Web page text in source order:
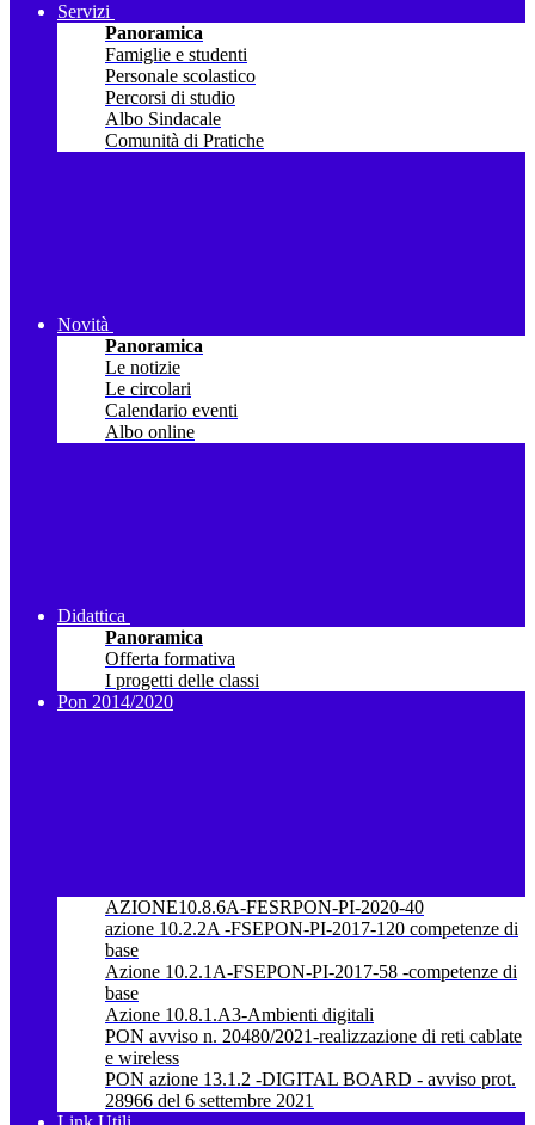
Servizi
Panoramica
Famiglie e studenti
Personale scolastico
Percorsi di studio
Albo Sindacale
Comunità di Pratiche
Novità
Panoramica
Le notizie
Le circolari
Calendario eventi
Albo online
Didattica
Panoramica
Offerta formativa
I progetti delle classi
Pon 2014/2020
AZIONE10.8.6A-FESRPON-PI-2020-40
azione 10.2.2A -FSEPON-PI-2017-120 competenze di
base
Azione 10.2.1A-FSEPON-PI-2017-58 -competenze di
base
Azione 10.8.1.A3-Ambienti digitali
PON avviso n. 20480/2021-realizzazione di reti cablate
e wireless
PON azione 13.1.2 -DIGITAL BOARD - avviso prot.
28966 del 6 settembre 2021